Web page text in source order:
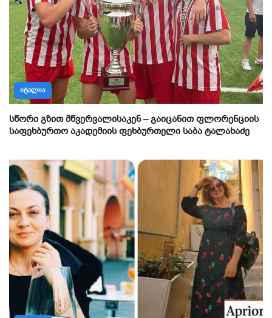
ᲘᲢᲐᲚᲘᲐ
სწორი გზით მწვერვალისაკენ – გაიცანით ფლორენციის
საფეხბურთო აკადემიის ფეხბურთელი საბა ტალახაძე